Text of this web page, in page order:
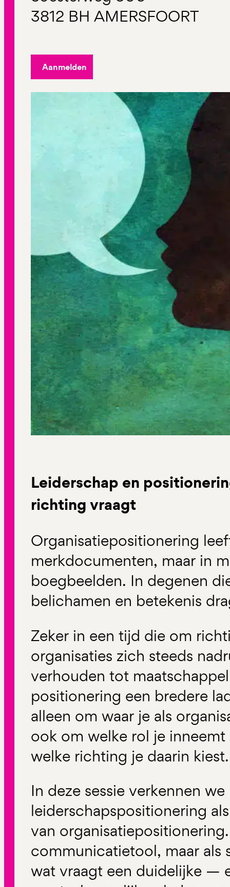
3812 BH AMERSFOORT
Aanmelden
Leiderschap en
richting vraagt
Organisatiepositionering
merkdocumenten, maar in
boegbeelden. In degenen
belichamen en betekenis
Zeker in een tijd die om
organisaties zich steeds
verhouden tot
positionering een bredere
alleen om waar je als
ook om welke rol je
welke richting je daarin kiest.
In deze sessie verkennen we
leiderschapspositionering
van
communicatietool, maar als
wat vraagt een duidelijke —